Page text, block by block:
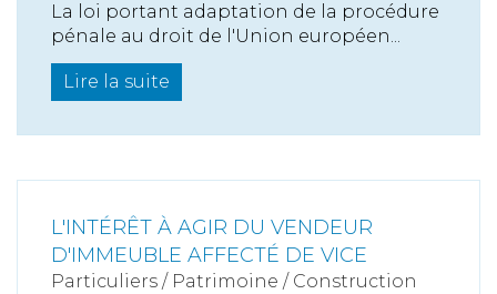
La loi portant adaptation de la procédure
pénale au droit de l'Union européen...
Lire la suite
L'INTÉRÊT À AGIR DU VENDEUR
D'IMMEUBLE AFFECTÉ DE VICE
Particuliers / Patrimoine / Construction